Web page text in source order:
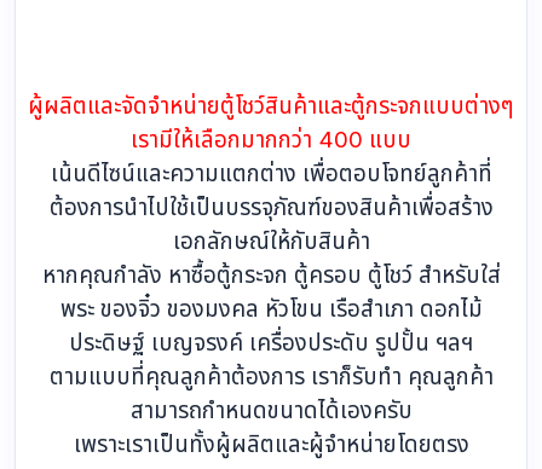
ผู้ผลิตและจัดจำหน่ายตู้โชว์สินค้าและตู้กระจกแบบต่างๆ
เรามีให้เลือกมากกว่า 400 แบบ
เน้นดีไซน์และความแตกต่าง เพื่อตอบโจทย์ลูกค้าที่
ต้องการนำไปใช้เป็นบรรจุภัณฑ์ของสินค้าเพื่อสร้าง
เอกลักษณ์ให้กับสินค้า
หากคุณกำลัง หาซื้อตู้กระจก ตู้ครอบ ตู้โชว์ สำหรับใส่
พระ ของจิ๋ว ของมงคล หัวโขน เรือสำเภา ดอกไม้
ประดิษฐ์ เบญจรงค์ เครื่องประดับ รูปปั้น ฯลฯ
ตามแบบที่คุณลูกค้าต้องการ เราก็รับทำ คุณลูกค้า
สามารถกำหนดขนาดได้เองครับ
เพราะเราเป็นทั้งผู้ผลิตและผู้จำหน่ายโดยตรง